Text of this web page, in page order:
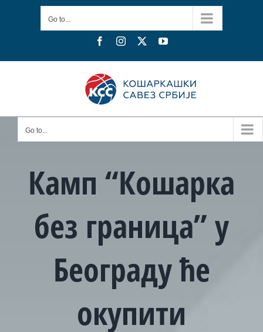
Go to...
FacebookInstagram YouTube
Go to...
Камп “Кошарка
без граница” у
Београду ће
окупити